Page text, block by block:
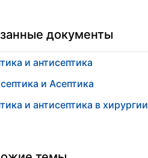
документы
и антисептика
и Асептика
и антисептика в хирургии